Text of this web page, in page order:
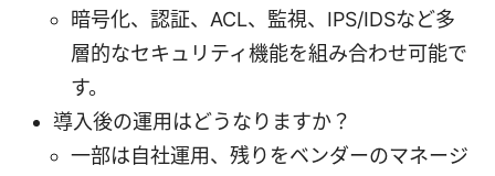
暗号化、認証、ACL、監視、IPS/IDSなど多
層的なセキュリティ機能を組み合わせ可能で
す。
導入後の運用はどうなりますか？
一部は自社運用、残りをベンダーのマネージ